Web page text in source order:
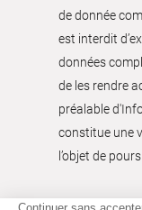
de donnée
est interdit
données
de les rendre
préalable
constitue une
l’objet de